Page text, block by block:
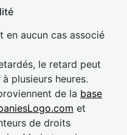
en aucun cas associé
le retard peut
plusieurs heures.
de la base
et
de droits